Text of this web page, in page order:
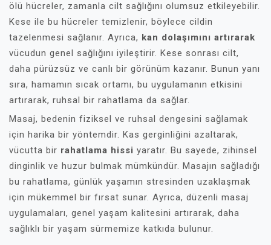
ölü hücreler, zamanla cilt sağlığını olumsuz etkileyebilir.
Kese ile bu hücreler temizlenir, böylece cildin
tazelenmesi sağlanır. Ayrıca, kan dolaşımını artırarak
vücudun genel sağlığını iyileştirir. Kese sonrası cilt,
daha pürüzsüz ve canlı bir görünüm kazanır. Bunun yanı
sıra, hamamın sıcak ortamı, bu uygulamanın etkisini
artırarak, ruhsal bir rahatlama da sağlar.
Masaj, bedenin fiziksel ve ruhsal dengesini sağlamak
için harika bir yöntemdir. Kas gerginliğini azaltarak,
vücutta bir rahatlama hissi yaratır. Bu sayede, zihinsel
dinginlik ve huzur bulmak mümkündür. Masajın sağladığı
bu rahatlama, günlük yaşamın stresinden uzaklaşmak
için mükemmel bir fırsat sunar. Ayrıca, düzenli masaj
uygulamaları, genel yaşam kalitesini artırarak, daha
sağlıklı bir yaşam sürmemize katkıda bulunur.